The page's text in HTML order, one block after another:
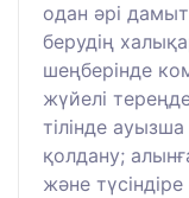
одан әрі
берудің
шеңберінде
жүйелі
тілінде
қолдану;
және